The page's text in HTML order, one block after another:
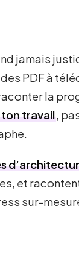
jamais
PDF à
la
ton travail,
et
sur-